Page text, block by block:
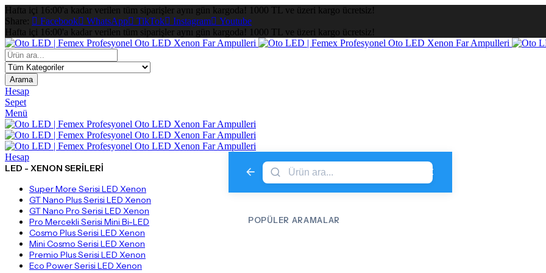
Hafta içi 16:00'a kadar verilen tüm siparişler aynı gün kargoda! 1000 TL ve üzeri kargo ücretsiz!
Share:
Facebook WhatsApp TikTok Instagram
Youtube
Hafta içi 16:00'a kadar verilen tüm siparişler aynı gün kargoda! 1000 TL ve üzeri kargo ücretsiz!
Arama
Hesap
Sepet
Menü
POPÜLER ARAMALAR
Hesap
LED - XENON SERILERI
Super More Serisi LED Xenon
GT Nano Plus Serisi LED Xenon
GT Nano Pro Serisi LED Xenon
Pro Mercekli Serisi Mini Bi-LED
Cosmo Plus Serisi LED Xenon
Mini Cosmo Serisi LED Xenon
Premio Plus Serisi LED Xenon
Eco Power Serisi LED Xenon